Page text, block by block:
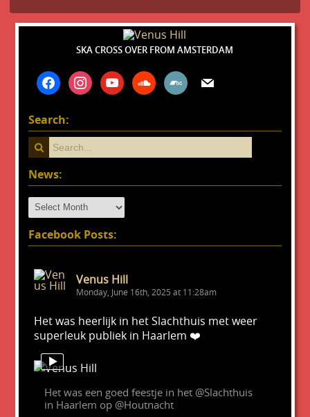
SKA CROSS OVER FROM AMSTERDAM
facebookinstagramyoutubesoundcloudbandcamp
mail
Search:
News:
News:
Facebook Posts:
Venus Hill
Monday, June 16th, 2025 at 11:28am
Het was heerlijk in het Slachthuis met weer
superleuk publiek in Haarlem ❤️
Het was een goed feestje in het @Slachthuis
in Haarlem op @Houtnacht